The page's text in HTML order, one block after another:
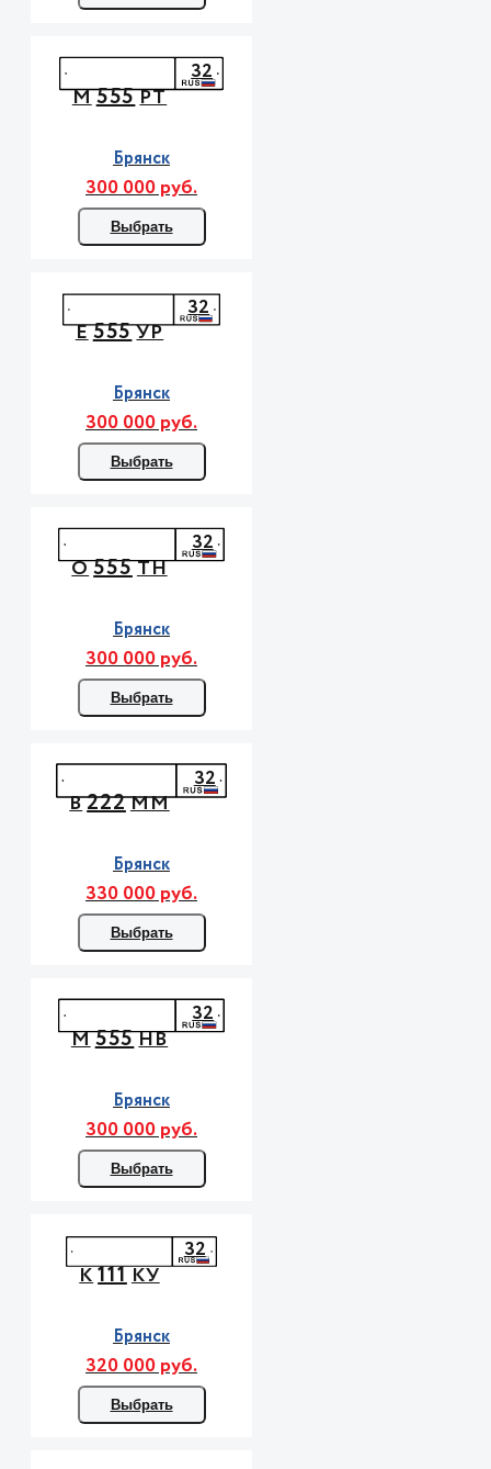
М555РТ
32
Брянск
300 000 руб.
Выбрать
Е555УР
32
Брянск
300 000 руб.
Выбрать
О555ТН
32
Брянск
300 000 руб.
Выбрать
В222ММ
32
Брянск
330 000 руб.
Выбрать
М555НВ
32
Брянск
300 000 руб.
Выбрать
К111КУ
32
Брянск
320 000 руб.
Выбрать